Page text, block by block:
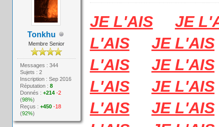
Tonkhu
Membre Senior
Messages : 344
Sujets : 2
Inscription : Sep 2016
Réputation :8
Donnés :+214 -2
(98%)
Reçus :+450 -18
(92%)
JE L'AIS
JE
L'AIS
JE L'AIS
L'AIS
JE L'AIS
L'AIS
JE L'AIS
L'AIS
JE L'AIS